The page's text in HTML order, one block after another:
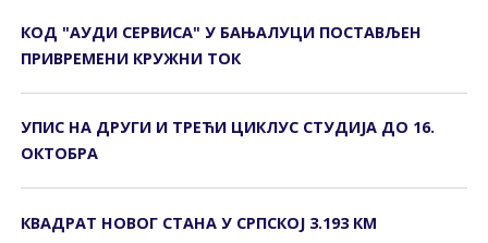
КОД "АУДИ СЕРВИСА" У БАЊАЛУЦИ ПОСТАВЉЕН
ПРИВРЕМЕНИ КРУЖНИ ТОК
УПИС НА ДРУГИ И ТРЕЋИ ЦИКЛУС СТУДИЈА ДО 16.
ОКТОБРА
КВАДРАТ НОВОГ СТАНА У СРПСКОЈ 3.193 КМ